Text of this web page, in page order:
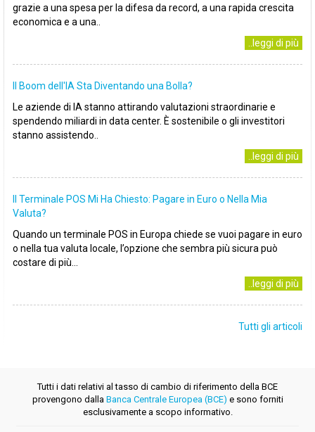
grazie a una spesa per la difesa da record, a una rapida crescita
economica e a una..
..leggi di più
Il Boom dell'IA Sta Diventando una Bolla?
Le aziende di IA stanno attirando valutazioni straordinarie e
spendendo miliardi in data center. È sostenibile o gli investitori
stanno assistendo..
..leggi di più
Il Terminale POS Mi Ha Chiesto: Pagare in Euro o Nella Mia
Valuta?
Quando un terminale POS in Europa chiede se vuoi pagare in euro
o nella tua valuta locale, l’opzione che sembra più sicura può
costare di più...
..leggi di più
Tutti gli articoli
Tutti i dati relativi al tasso di cambio di riferimento della BCE
provengono dalla Banca Centrale Europea (BCE) e sono forniti
esclusivamente a scopo informativo.